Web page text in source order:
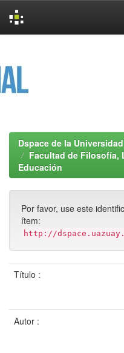
Dspace de la
Facultad de Filosofía,
Educación
Por favor, use este
ítem:
http://
Título :
Autor :